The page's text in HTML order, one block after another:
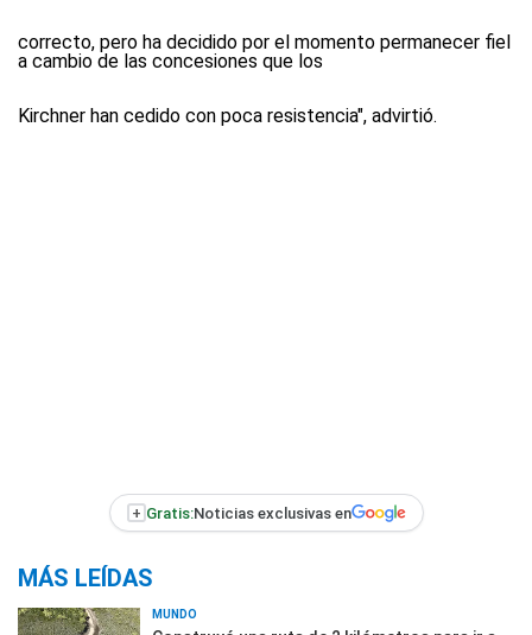
correcto, pero ha decidido por el momento permanecer fiel
a cambio de las concesiones que los
Kirchner han cedido con poca resistencia", advirtió.
+ Gratis:Noticias exclusivas en
MÁS LEÍDAS
MUNDO